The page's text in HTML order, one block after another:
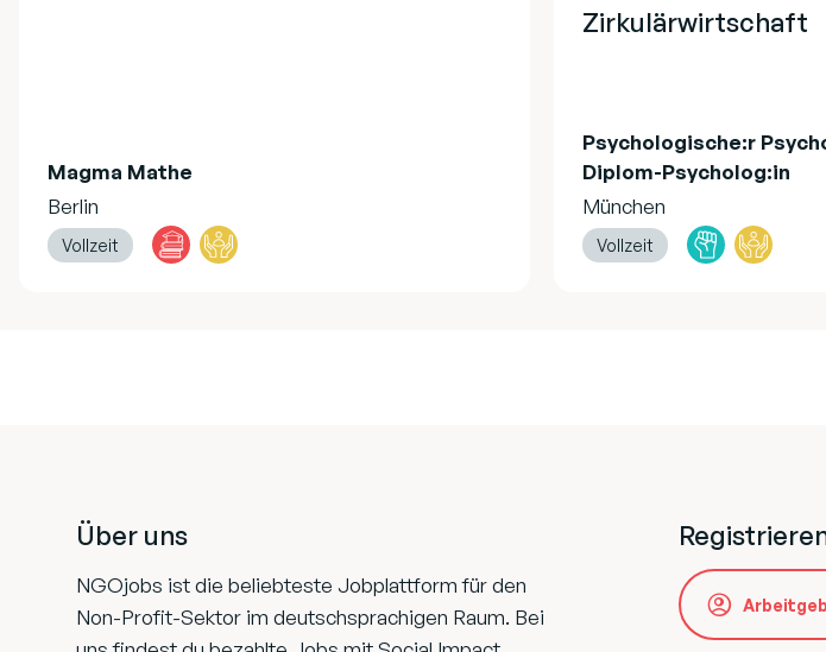
Magma Mathe
Berlin
Vollzeit
Zirkulärwirtschaft
Psychologische:r
Diplom-Psycholog:in
München
Vollzeit
Über uns
NGOjobs ist die beliebteste Jobplattform für den
Non-Profit-Sektor im deutschsprachigen Raum. Bei